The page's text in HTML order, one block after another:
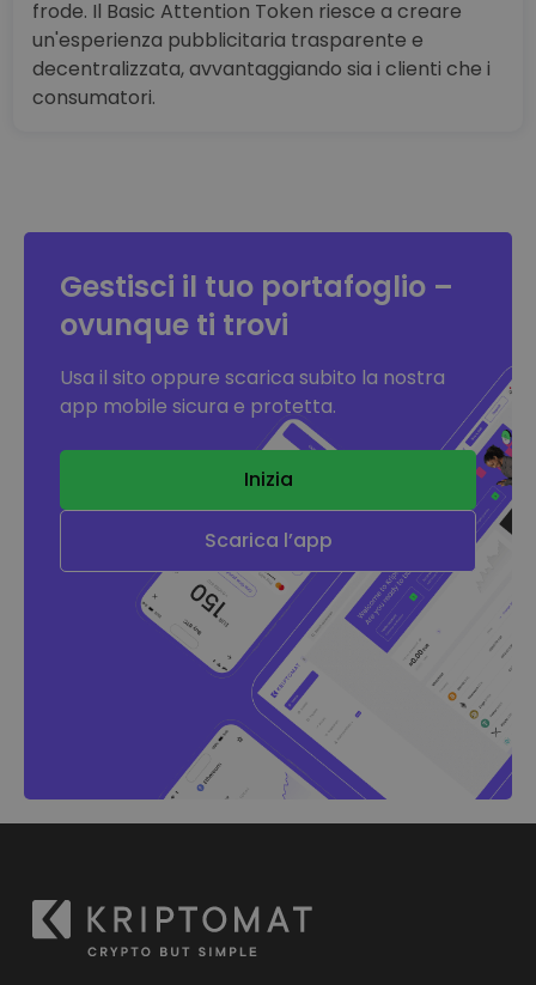
frode. Il Basic Attention Token riesce a creare
un'esperienza pubblicitaria trasparente e
decentralizzata, avvantaggiando sia i clienti che i
consumatori.
Gestisci il tuo portafoglio –
ovunque ti trovi
Usa il sito oppure scarica subito la nostra
app mobile sicura e protetta.
Inizia
Scarica l’app